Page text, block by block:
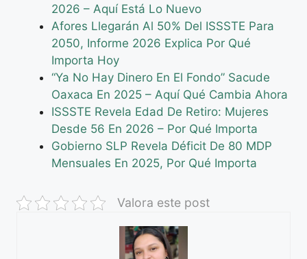
2026 – Aquí Está Lo Nuevo
Afores Llegarán Al 50% Del ISSSTE Para
2050, Informe 2026 Explica Por Qué
Importa Hoy
“Ya No Hay Dinero En El Fondo” Sacude
Oaxaca En 2025 – Aquí Qué Cambia Ahora
ISSSTE Revela Edad De Retiro: Mujeres
Desde 56 En 2026 – Por Qué Importa
Gobierno SLP Revela Déficit De 80 MDP
Mensuales En 2025, Por Qué Importa
Valora este post